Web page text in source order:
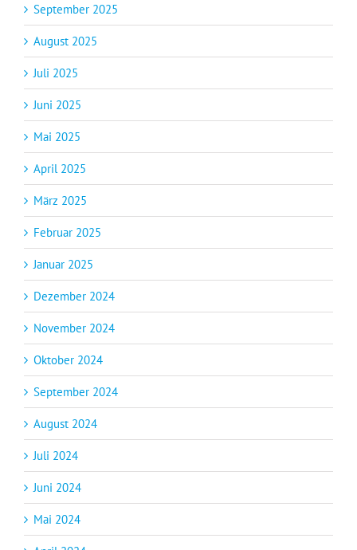
September 2025
August 2025
Juli 2025
Juni 2025
Mai 2025
April 2025
März 2025
Februar 2025
Januar 2025
Dezember 2024
November 2024
Oktober 2024
September 2024
August 2024
Juli 2024
Juni 2024
Mai 2024